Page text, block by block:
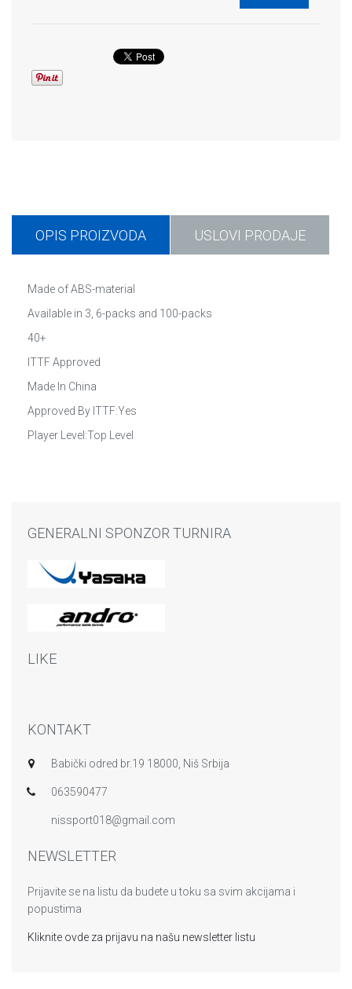
OPIS PROIZVODA USLOVI PRODAJE
Made of ABS-material
Available in 3, 6-packs and 100-packs
40+
ITTF Approved
Made In China
Approved By ITTF:Yes
Player Level:Top Level
GENERALNI SPONZOR TURNIRA
LIKE
KONTAKT
Babički odred br.19 18000, Niš Srbija
063590477
nissport018@gmail.com
NEWSLETTER
Prijavite se na listu da budete u toku sa svim akcijama i
popustima
Kliknite ovde za prijavu na našu newsletter listu